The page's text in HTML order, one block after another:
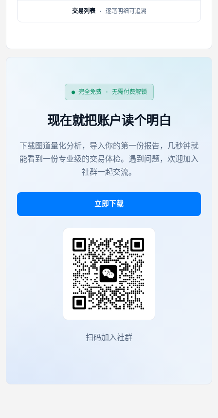
交易列表· 逐笔明细可追溯
● 完全免费 · 无需付费解锁
现在就把账户读个明白
下载图道量化分析，导入你的第一份报告，几秒钟就
能看到一份专业级的交易体检。遇到问题，欢迎加入
社群一起交流。
立即下载
扫码加入社群